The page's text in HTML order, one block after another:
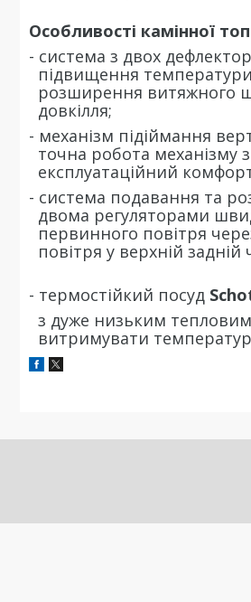
Особливості камінної
- система з двох
підвищення температури
розширення витяжного
довкілля;
- механізм підіймання
точна робота механізму
експлуатаційний
- система подавання та
двома регуляторами
первинного повітря
повітря у верхній задній
- термостійкий посуд
з дуже низьким
витримувати